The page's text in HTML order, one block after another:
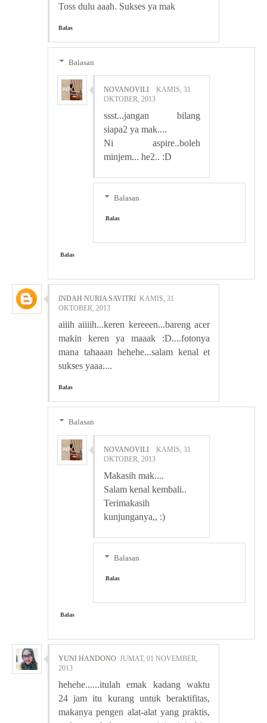
Toss dulu aaah. Sukses ya mak
Balas
Balasan
NOVANOVILI
KAMIS, 31
OKTOBER, 2013
ssst...jangan bilang
siapa2 ya mak....
Ni aspire..boleh
minjem... he2.. :D
Balasan
Balas
Balas
INDAH NURIA SAVITRI KAMIS, 31
OKTOBER, 2013
aiiih aiiiih...keren kereeen...bareng acer
makin keren ya maaak :D....fotonya
mana tahaaan hehehe...salam kenal et
sukses yaaa....
Balas
Balasan
NOVANOVILI
KAMIS, 31
OKTOBER, 2013
Makasih mak....
Salam kenal kembali..
Terimakasih
kunjunganya,, :)
Balasan
Balas
Balas
YUNI HANDONO JUMAT, 01 NOVEMBER,
2013
hehehe......itulah emak kadang waktu
24 jam itu kurang untuk beraktifitas,
makanya pengen alat-alat yang praktis,